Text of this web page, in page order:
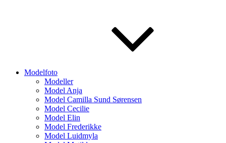
Modelfoto
Modeller
Model Anja
Model Camilla Sund Sørensen
Model Cecilie
Model Elin
Model Frederikke
Model Luidmyla